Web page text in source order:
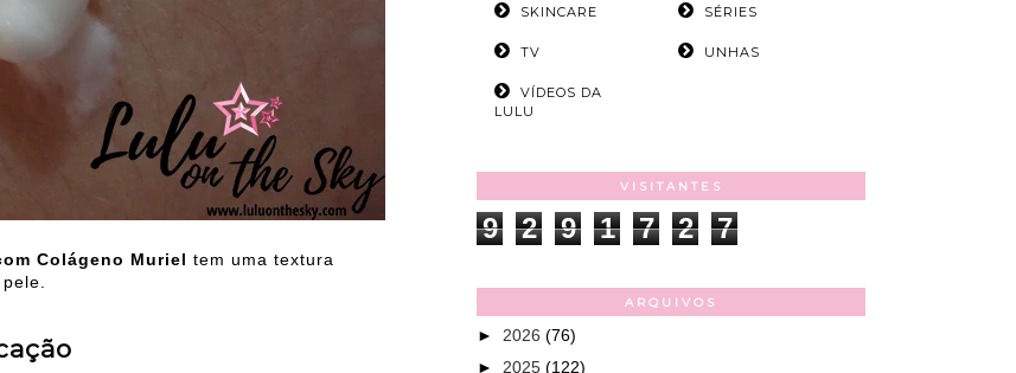
Colágeno Muriel tem uma textura
SKINCARE SÉRIES
TV UNHAS
VÍDEOS DA
LULU
VISITANTES
9 2 9 1 7 2 7
ARQUIVOS
► 2026 (76)
► 2025 (122)